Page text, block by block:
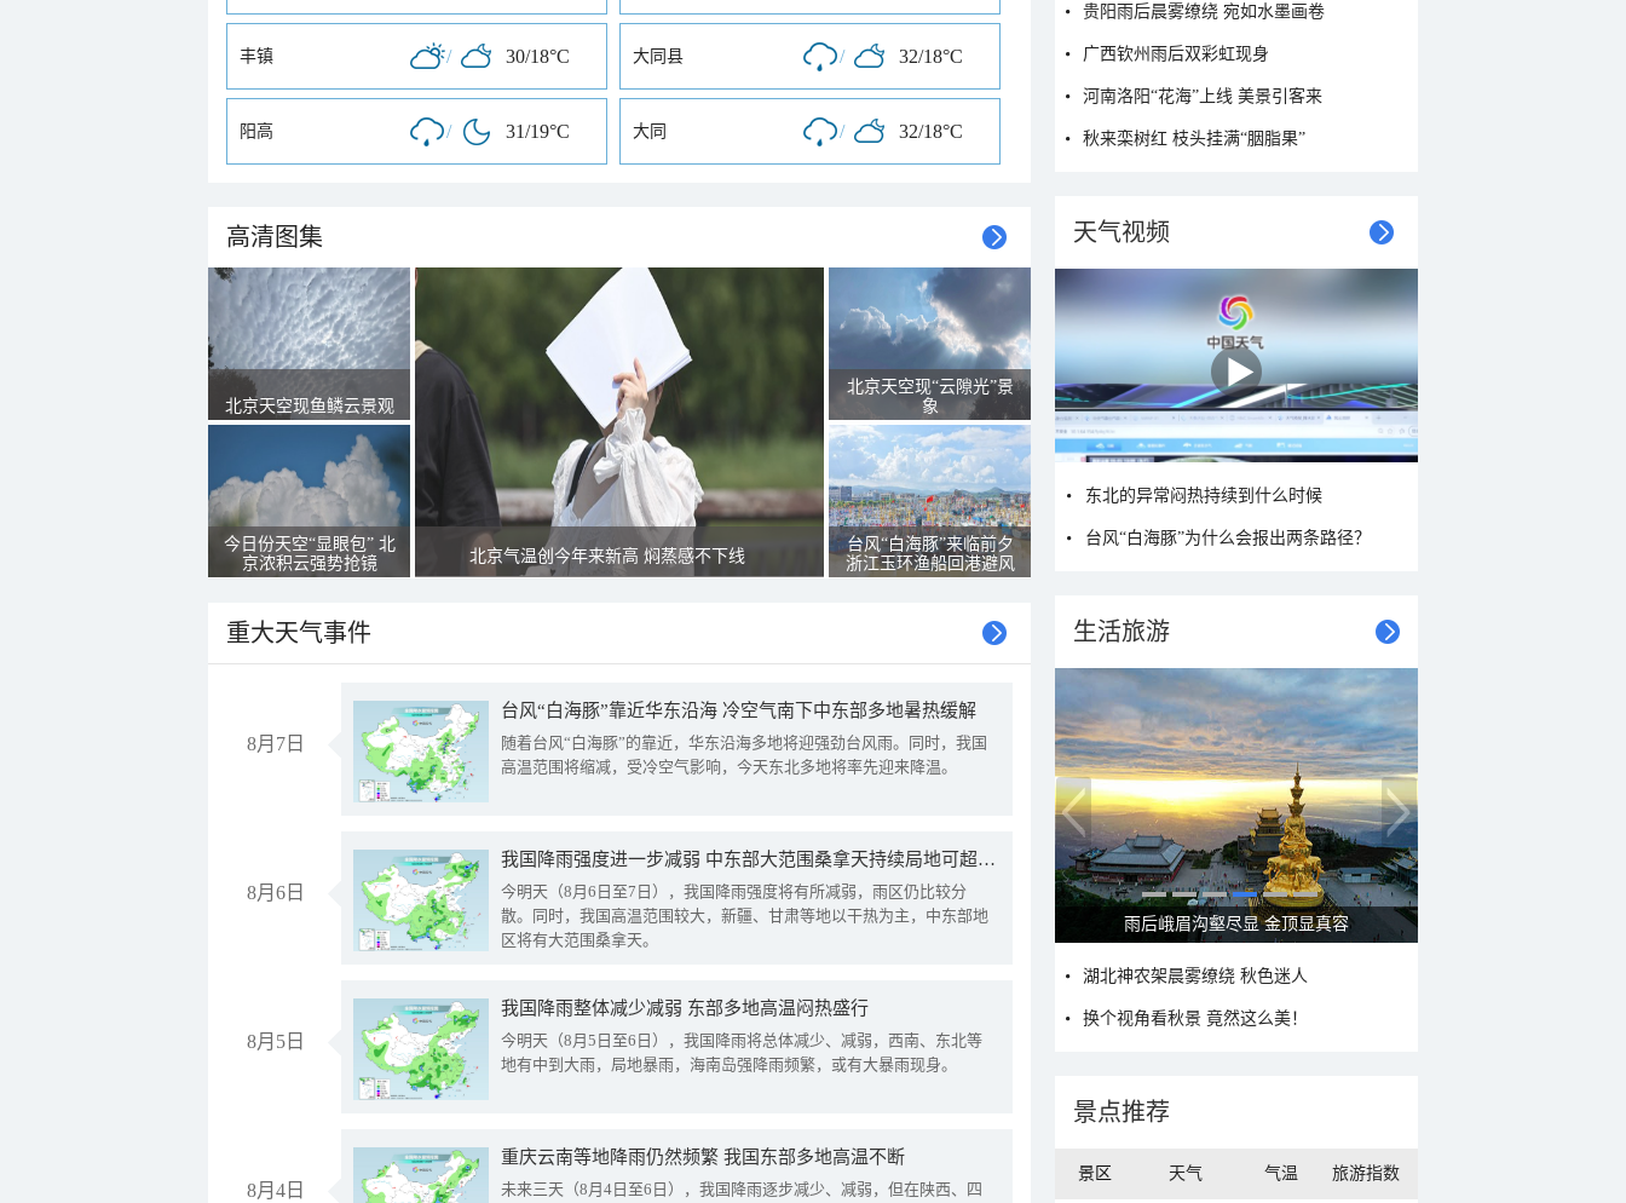
丰镇 / 30/18°C 大同县 / 32/18°C
阳高 / 31/19°C 大同 / 32/18°C
高清图集
北京天空现鱼鳞云景观
今日份天空“显眼包” 北
京浓积云强势抢镜
北京气温创今年来新高 焖蒸感不下线
北京天空现“云隙光”景
象
台风“白海豚”来临前夕
浙江玉环渔船回港避风
重大天气事件
8月7日
台风“白海豚”靠近华东沿海 冷空气南下中东部多地暑热缓解
随着台风“白海豚”的靠近，华东沿海多地将迎强劲台风雨。同时，我国
高温范围将缩减，受冷空气影响，今天东北多地将率先迎来降温。
8月6日
我国降雨强度进一步减弱 中东部大范围桑拿天持续局地可超38℃
今明天（8月6日至7日），我国降雨强度将有所减弱，雨区仍比较分
散。同时，我国高温范围较大，新疆、甘肃等地以干热为主，中东部地
区将有大范围桑拿天。
8月5日
我国降雨整体减少减弱 东部多地高温闷热盛行
今明天（8月5日至6日），我国降雨将总体减少、减弱，西南、东北等
地有中到大雨，局地暴雨，海南岛强降雨频繁，或有大暴雨现身。
8月4日
重庆云南等地降雨仍然频繁 我国东部多地高温不断
未来三天（8月4日至6日），我国降雨逐步减少、减弱，但在陕西、四
贵阳雨后晨雾缭绕 宛如水墨画卷
广西钦州雨后双彩虹现身
河南洛阳“花海”上线 美景引客来
秋来栾树红 枝头挂满“胭脂果”
天气视频
东北的异常闷热持续到什么时候
台风“白海豚”为什么会报出两条路径？
生活旅游
雨后峨眉沟壑尽显 金顶显真容
湖北神农架晨雾缭绕 秋色迷人
换个视角看秋景 竟然这么美！
景点推荐
景区 天气 气温 旅游指数